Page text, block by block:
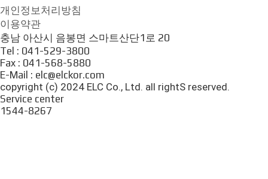
개인정보처리방침
이용약관
충남 아산시 음봉면 스마트산단1로 20
Tel : 041-529-3800
Fax : 041-568-5880
E-Mail : elc@elckor.com
copyright (c) 2024 ELC Co., Ltd. all rightS reserved.
Service center
1544-8267